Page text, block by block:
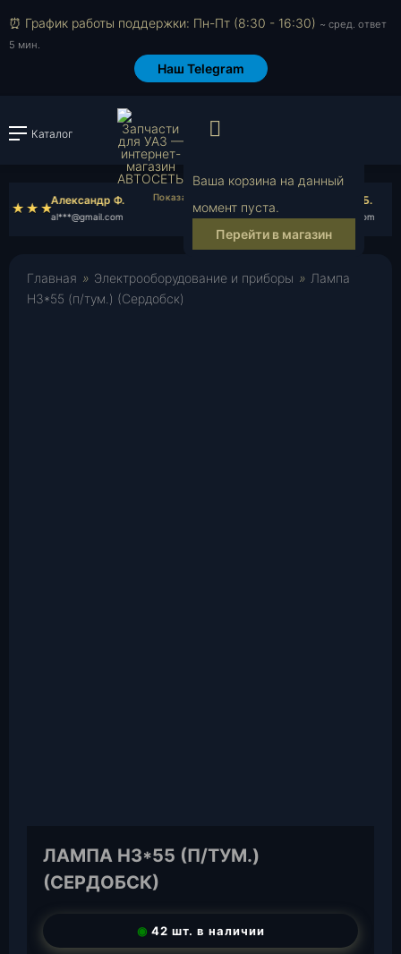
⏰ График работы поддержки: Пн-Пт (8:30 - 16:30) ~ сред. ответ
5 мин.
Наш Telegram
Каталог Войти или
Ваша корзина на данный
момент пуста.
Перейти в магазин
Александр Ф.
al***@gmail.com
Станислав Б.
st***@gmail.com
Главная » Электрооборудование и приборы » Лампа
Н3*55 (п/тум.) (Сердобск)
ЛАМПА Н3*55 (П/ТУМ.)
(СЕРДОБСК)
◉ 42 шт. в наличии